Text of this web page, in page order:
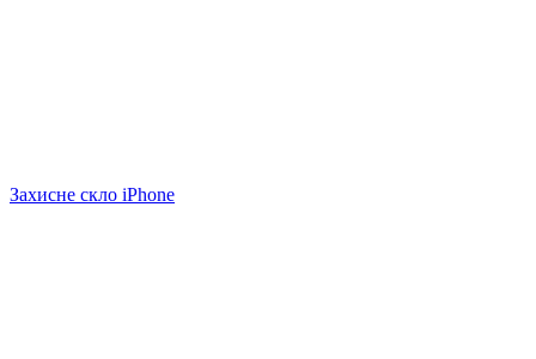
Захисне скло iPhone